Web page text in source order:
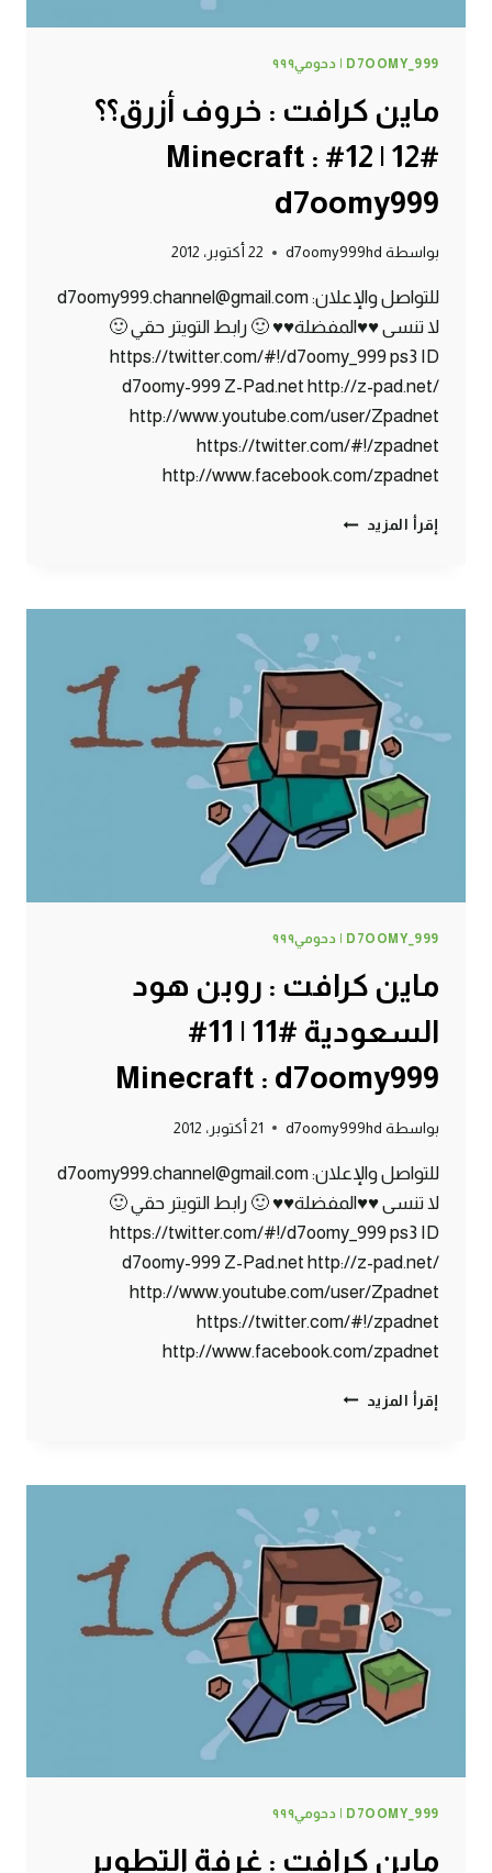
D7OOMY_999 | دحومي٩٩٩
ماين كرافت : خروف أزرق؟؟
#12 | 12# Minecraft :
d7oomy999
بواسطة d7oomy999hd 22 أكتوبر، 2012
للتواصل والإعلان: d7oomy999.channel@gmail.com
لا تنسى ♥♥المفضلة♥♥ 🙂 رابط التويتر حقي 🙂
https://twitter.com/#!/d7oomy_999 ps3 ID
d7oomy-999 Z-Pad.net http://z-pad.net/
http://www.youtube.com/user/Zpadnet
https://twitter.com/#!/zpadnet
http://www.facebook.com/zpadnet
إقرأ المزيد ماين
أزرق؟؟
12#
MINECRAFT
:
D7OOMY999
D7OOMY_999 | دحومي٩٩٩
ماين كرافت : روبن هود
السعودية #11 | 11#
Minecraft : d7oomy999
بواسطة d7oomy999hd 21 أكتوبر، 2012
للتواصل والإعلان: d7oomy999.channel@gmail.com
لا تنسى ♥♥المفضلة♥♥ 🙂 رابط التويتر حقي 🙂
https://twitter.com/#!/d7oomy_999 ps3 ID
d7oomy-999 Z-Pad.net http://z-pad.net/
http://www.youtube.com/user/Zpadnet
https://twitter.com/#!/zpadnet
http://www.facebook.com/zpadnet
إقرأ المزيد ماين
هود
السعودية
#11
|
11#
MINECRAFT
:
D7OOMY999
D7OOMY_999 | دحومي٩٩٩
ماين كرافت : غرفة التطوير